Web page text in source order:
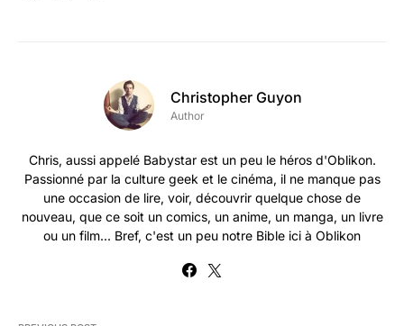
Christopher Guyon
Author
Chris, aussi appelé Babystar est un peu le héros d'Oblikon.
Passionné par la culture geek et le cinéma, il ne manque pas
une occasion de lire, voir, découvrir quelque chose de
nouveau, que ce soit un comics, un anime, un manga, un livre
ou un film... Bref, c'est un peu notre Bible ici à Oblikon